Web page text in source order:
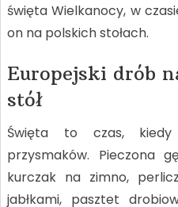
święta Wielkanocy, w
on na polskich stołach.
Europejski drób
stół
Święta to czas,
przysmaków. Pieczona
kurczak na zimno,
jabłkami, pasztet